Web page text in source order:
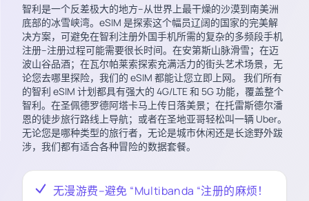
智利是一个反差极大的地方–从世界上最干燥的沙漠到南美洲
底部的冰雪峡湾。eSIM 是探索这个幅员辽阔的国家的完美解
决方案，可避免在智利注册外国手机所需的复杂的多频段手机
注册–注册过程可能需要很长时间。在安第斯山脉滑雪；在迈
波山谷品酒；在瓦尔帕莱索探索充满活力的街头艺术场景，无
论您去哪里探险，我们的 eSIM 都能让您立即上网。 我们所有
的智利 eSIM 计划都具有强大的 4G/LTE 和 5G 功能，覆盖整个
智利。在圣佩德罗德阿塔卡马上传日落美景；在托雷斯德尔潘
恩的徒步旅行路线上导航；或者在圣地亚哥轻松叫一辆 Uber。
无论您是哪种类型的旅行者，无论是城市休闲还是长途野外跋
涉，我们都有适合各种冒险的数据套餐。
无漫游费–避免 “Multibanda “注册的麻烦！